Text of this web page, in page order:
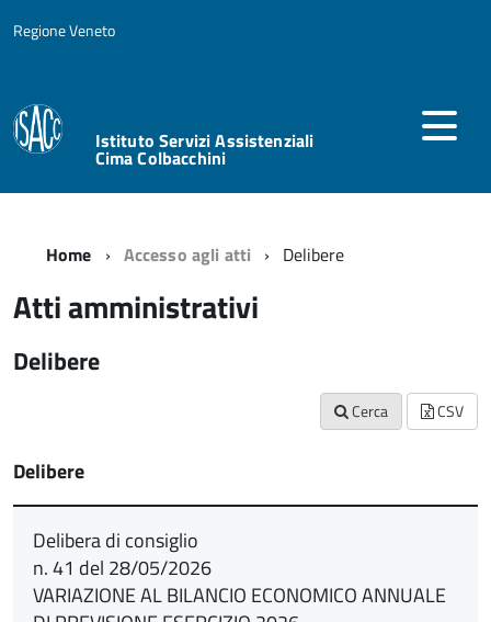
Regione Veneto
Istituto Servizi Assistenziali
Cima Colbacchini
Home Accesso agli atti Delibere
Atti amministrativi
Delibere
Cerca CSV
Delibere
Delibera di consiglio
n. 41 del 28/05/2026
VARIAZIONE AL BILANCIO ECONOMICO ANNUALE